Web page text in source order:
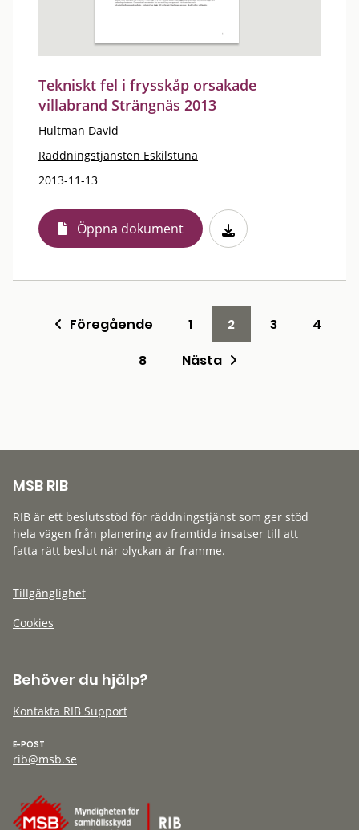
Tekniskt fel i frysskåp orsakade
villabrand Strängnäs 2013
Hultman David
Räddningstjänsten Eskilstuna
2013-11-13
Öppna dokument
Föregående 1 2 3
4
8
Nästa
MSB RIB
RIB är ett beslutsstöd för räddningstjänst som ger stöd
hela vägen från planering av framtida insatser till att
fatta rätt beslut när olyckan är framme.
Tillgänglighet
Cookies
Behöver du hjälp?
Kontakta RIB Support
E-POST
rib@msb.se